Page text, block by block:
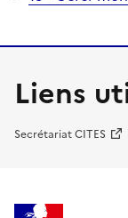
Liens
Secrétariat CITES